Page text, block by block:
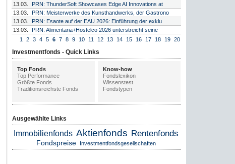
13.03.
PRN: ThunderSoft Showcases Edge AI Innovations at
13.03.
PRN: Meisterwerke des Kunsthandwerks, der Gastrono
13.03.
PRN: Esaote auf der EAU 2026: Einführung der exklu
13.03.
PRN: Alimentaria+Hostelco 2026 unterstreicht seine
1
2 3 4 5 6 7 8 9 10 11 12 13 14 15 16 17 18 19 20
Investmentfonds - Quick Links
Top Fonds
Top Performance
Größte Fonds
Traditionsreichste Fonds
Know-how
Fondslexikon
Wissenstest
Fondstypen
Ausgewählte Links
Immobilienfonds Aktienfonds Rentenfonds
Fondspreise Investmentfondsgesellschaften